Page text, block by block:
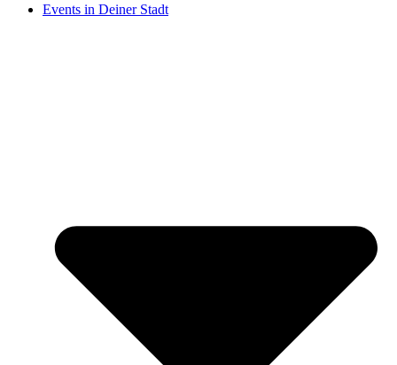
Events in Deiner Stadt